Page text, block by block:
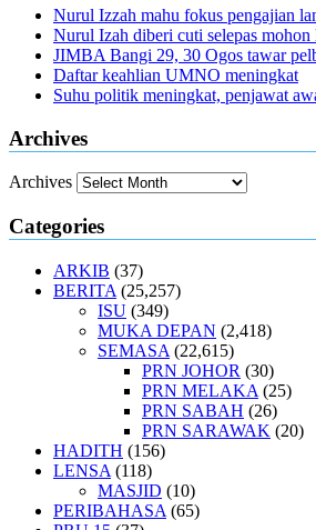
Nurul Izzah mahu fokus pengajian
Nurul Izah diberi cuti selepas mohon
JIMBA Bangi 29, 30 Ogos tawar
Daftar keahlian UMNO meningkat
Suhu politik meningkat, penjawat
Archives
Archives
Categories
ARKIB (37)
BERITA (25,257)
ISU (349)
MUKA DEPAN (2,418)
SEMASA (22,615)
PRN JOHOR (30)
PRN MELAKA (25)
PRN SABAH (26)
PRN SARAWAK (20)
HADITH (156)
LENSA (118)
MASJID (10)
PERIBAHASA (65)